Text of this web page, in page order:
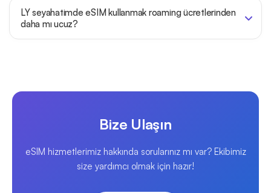
LY seyahatimde eSIM kullanmak roaming ücretlerinden
daha mı ucuz?
Bize Ulaşın
eSIM hizmetlerimiz hakkında sorularınız mı var? Ekibimiz
size yardımcı olmak için hazır!